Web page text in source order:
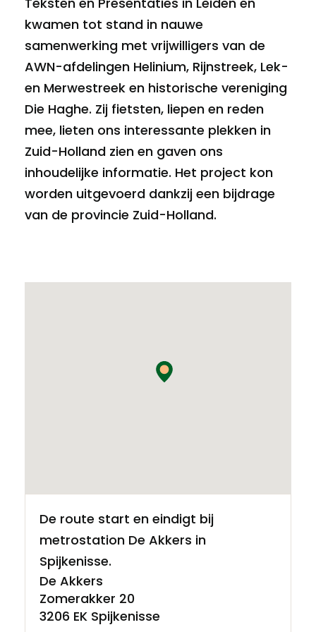
kwamen tot stand in nauwe
samenwerking met vrijwilligers van de
AWN-afdelingen Helinium, Rijnstreek, Lek-
en Merwestreek en historische vereniging
Die Haghe. Zij fietsten, liepen en reden
mee, lieten ons interessante plekken in
Zuid-Holland zien en gaven ons
inhoudelijke informatie. Het project kon
worden uitgevoerd dankzij een bijdrage
van de provincie Zuid-Holland.
De route start en eindigt bij
metrostation De Akkers in
Spijkenisse.
De Akkers
Zomerakker 20
3206 EK Spijkenisse